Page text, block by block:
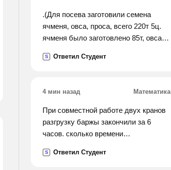
.(Для посева заготовили семена
ячменя, овса, проса, всего 220т 5ц.
ячменя было заготовлено 85т, овса-
сколько проса заготовлено для
S Ответил Студент
4 мин назад Математика
При совместной работе двух кранов
разгрузку баржы закончили за 6
часов. сколько времени
для разгрузки баржы, если известно,
S Ответил Студент